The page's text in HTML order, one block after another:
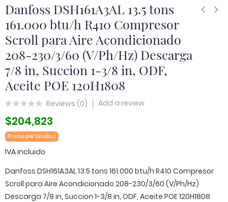
Danfoss DSH161A3AL 13.5 tons
161.000 btu/h R410 Compresor
Scroll para Aire Acondicionado
208-230/3/60 (V/Ph/Hz) Descarga
7/8 in, Succion 1-3/8 in, ODF,
Aceite POE 120H1808
Reviews (0) Add a review
$204,823
Precio por Unidad
IVA incluido
Danfoss DSH161A3AL 13.5 tons 161.000 btu/h R410 Compresor
Scroll para Aire Acondicionado 208-230/3/60 (V/Ph/Hz)
Descarga 7/8 in, Succion 1-3/8 in, ODF, Aceite POE 120H1808